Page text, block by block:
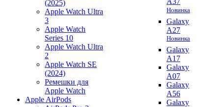
(2025)
Apple Watch Ultra
3
Apple Watch
Series 10
Apple Watch Ultra
2
Apple Watch SE
(2024)
Ремешки для
Apple Watch
Apple AirPods
Новинка
Galaxy
A27
Новинка
Galaxy
A17
Galaxy
A07
Galaxy
A56
Galaxy